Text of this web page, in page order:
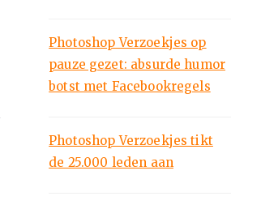
Photoshop Verzoekjes op
pauze gezet: absurde humor
botst met Facebookregels
Photoshop Verzoekjes tikt
de 25.000 leden aan